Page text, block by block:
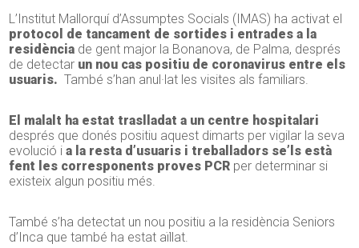
L’Institut Mallorquí d’Assumptes Socials (IMAS) ha activat el
protocol de tancament de sortides i entrades a la
residència de gent major la Bonanova, de Palma, després
de detectar un nou cas positiu de coronavirus entre els
usuaris. També s’han anul·lat les visites als familiars.
El malalt ha estat traslladat a un centre hospitalari
després que donés positiu aquest dimarts per vigilar la seva
evolució ia la resta d’usuaris i treballadors se’ls està
fent les corresponents proves PCR per determinar si
existeix algun positiu més.
També s’ha detectat un nou positiu a la residència Seniors
d’Inca que també ha estat aïllat.